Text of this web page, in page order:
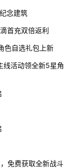
念建筑
首充双倍返利
色自选礼包上新
线活动领全新5星角
免费获取全新战斗